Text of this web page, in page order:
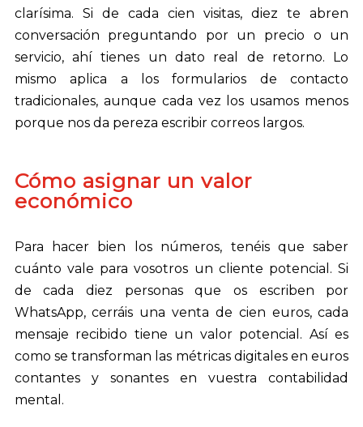
clarísima. Si de cada cien visitas, diez te abren
conversación preguntando por un precio o un
servicio, ahí tienes un dato real de retorno. Lo
mismo aplica a los formularios de contacto
tradicionales, aunque cada vez los usamos menos
porque nos da pereza escribir correos largos.
Cómo asignar un valor
económico
Para hacer bien los números, tenéis que saber
cuánto vale para vosotros un cliente potencial. Si
de cada diez personas que os escriben por
WhatsApp, cerráis una venta de cien euros, cada
mensaje recibido tiene un valor potencial. Así es
como se transforman las métricas digitales en euros
contantes y sonantes en vuestra contabilidad
mental.